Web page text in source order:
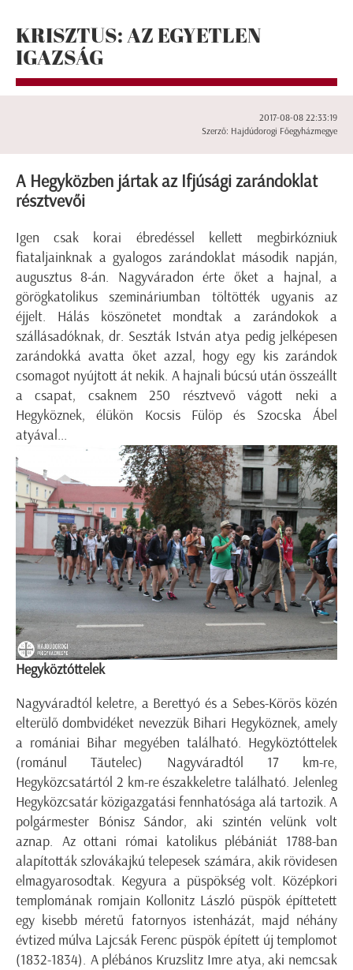
KRISZTUS: AZ EGYETLEN
IGAZSÁG
2017-08-08 22:33:19
Szerző: Hajdúdorogi Főegyházmegye
A Hegyközben jártak az Ifjúsági zarándoklat
résztvevői
Igen csak korai ébredéssel kellett megbirkózniuk
fiataljainknak a gyalogos zarándoklat második napján,
augusztus 8-án. Nagyváradon érte őket a hajnal, a
görögkatolikus szemináriumban töltötték ugyanis az
éjjelt. Hálás köszönetet mondtak a zarándokok a
szállásadóknak, dr. Seszták István atya pedig jelképesen
zarándokká avatta őket azzal, hogy egy kis zarándok
csomagot nyújtott át nekik. A hajnali búcsú után összeállt
a csapat, csaknem 250 résztvevő vágott neki a
Hegyköznek, élükön Kocsis Fülöp és Szocska Ábel
atyával...
Hegyköztóttelek
Nagyváradtól keletre, a Berettyó és a Sebes-Körös közén
elterülő dombvidéket nevezzük Bihari Hegyköznek, amely
a romániai Bihar megyében található. Hegyköztóttelek
(románul Tăutelec) Nagyváradtól 17 km-re,
Hegyközcsatártól 2 km-re északkeletre található. Jelenleg
Hegyközcsatár közigazgatási fennhatósága alá tartozik. A
polgármester Bónisz Sándor, aki szintén velünk volt
aznap. Az ottani római katolikus plébániát 1788-ban
alapították szlovákajkú telepesek számára, akik rövidesen
elmagyarosodtak. Kegyura a püspökség volt. Középkori
templomának romjain Kollonitz László püspök építtetett
egy kisebb méretű fatornyos istenházát, majd néhány
évtized múlva Lajcsák Ferenc püspök épített új templomot
(1832-1834). A plébános Kruzslitz Imre atya, aki nemcsak